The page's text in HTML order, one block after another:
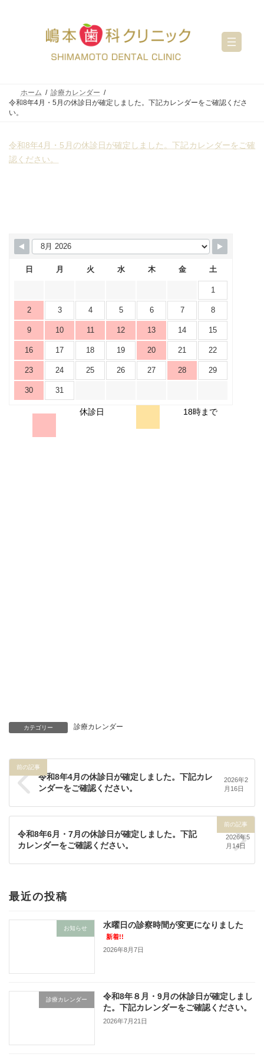
ホーム
診療カレンダー
令和8年4月・5月の休診日が確定しました。下記カレンダーをご確認くださ
い。
令和8年4月・5月の休診日が確定しました。下記カレンダーをご確
認ください。
日 月 火 水 木 金 土
1
2 3 4 5 6 7 8
9 10 11 12 13 14 15
16 17 18 19 20 21 22
23 24 25 26 27 28 29
30 31
休診日 18時まで
カテゴリー 診療カレンダー
前の記事
令和8年4月の休診日が確定しました。下記カレ
ンダーをご確認ください。
2026年2
月16日
前の記事
令和8年6月・7月の休診日が確定しました。下記
カレンダーをご確認ください。
2026年5
月14日
最近の投稿
お知らせ 水曜日の診察時間が変更になりました
新着!!
2026年8月7日
診療カレンダー
令和8年８月・9月の休診日が確定しまし
た。下記カレンダーをご確認ください。
2026年7月21日